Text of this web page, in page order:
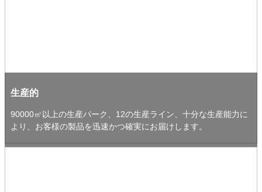
生産的
90000㎡以上の生産パーク、12の生産ライン、十分な生産能力に
より、お客様の製品を迅速かつ確実にお届けします。